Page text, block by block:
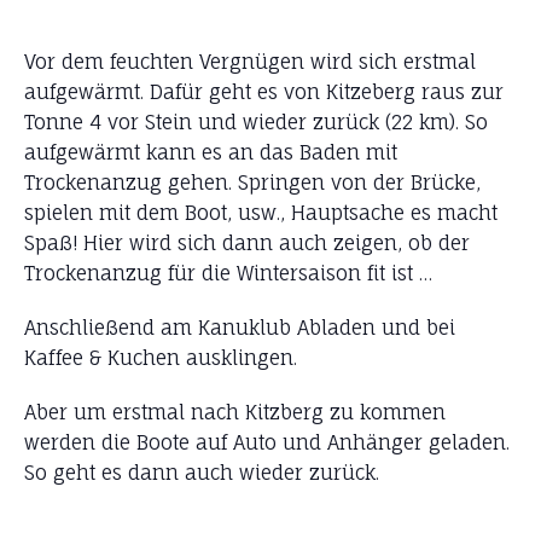
Vor dem feuchten Vergnügen wird sich erstmal
aufgewärmt. Dafür geht es von Kitzeberg raus zur
Tonne 4 vor Stein und wieder zurück (22 km). So
aufgewärmt kann es an das Baden mit
Trockenanzug gehen. Springen von der Brücke,
spielen mit dem Boot, usw., Hauptsache es macht
Spaß! Hier wird sich dann auch zeigen, ob der
Trockenanzug für die Wintersaison fit ist …
Anschließend am Kanuklub Abladen und bei
Kaffee & Kuchen ausklingen.
Aber um erstmal nach Kitzberg zu kommen
werden die Boote auf Auto und Anhänger geladen.
So geht es dann auch wieder zurück.